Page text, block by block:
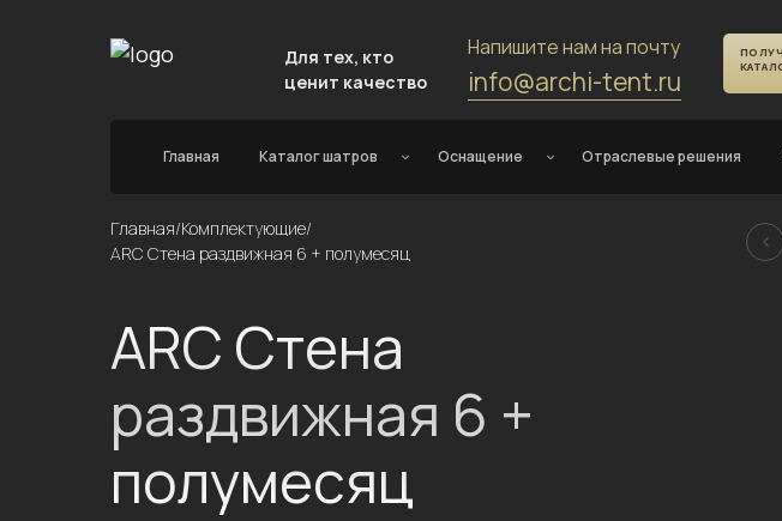
Для тех, кто
ценит качество
Напишите нам на почту
info@archi-tent.ru
Главная Каталог шатров Оснащение Отраслевые решения
Главная/Комплектующие/
ARC Стена раздвижная 6 + полумесяц
ARC Стена
раздвижная 6 +
полумесяц